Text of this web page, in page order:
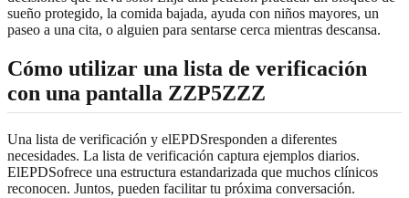
sueño protegido, la comida bajada, ayuda con niños mayores, un
paseo a una cita, o alguien para sentarse cerca mientras descansa.
Cómo utilizar una lista de verificación
con una pantalla ZZP5ZZZ
Una lista de verificación y elEPDSresponden a diferentes
necesidades. La lista de verificación captura ejemplos diarios.
ElEPDSofrece una estructura estandarizada que muchos clínicos
reconocen. Juntos, pueden facilitar tu próxima conversación.